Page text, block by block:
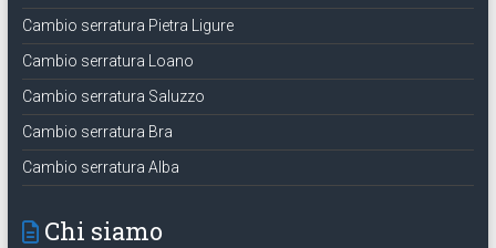
Cambio serratura Pietra Ligure
Cambio serratura Loano
Cambio serratura Saluzzo
Cambio serratura Bra
Cambio serratura Alba
Chi siamo